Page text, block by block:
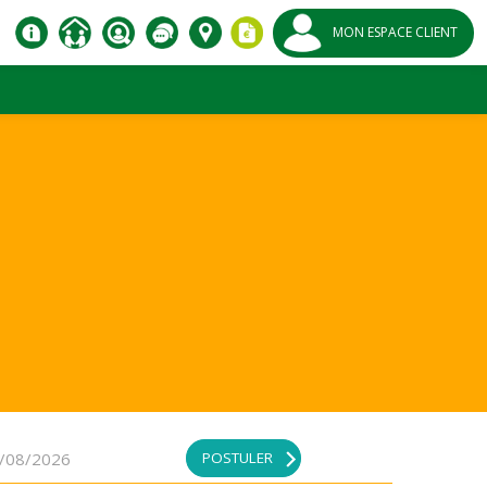
MON ESPACE CLIENT
08/2026 POSTULER